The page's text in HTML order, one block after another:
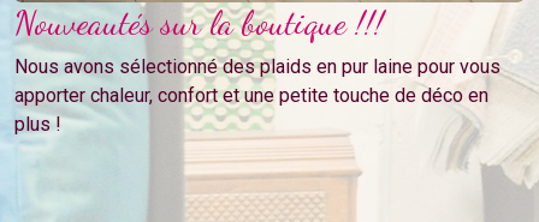
Nouveautés sur la boutique !!!
Nous avons sélectionné des plaids en pur laine pour vous
apporter chaleur, confort et une petite touche de déco en
plus !